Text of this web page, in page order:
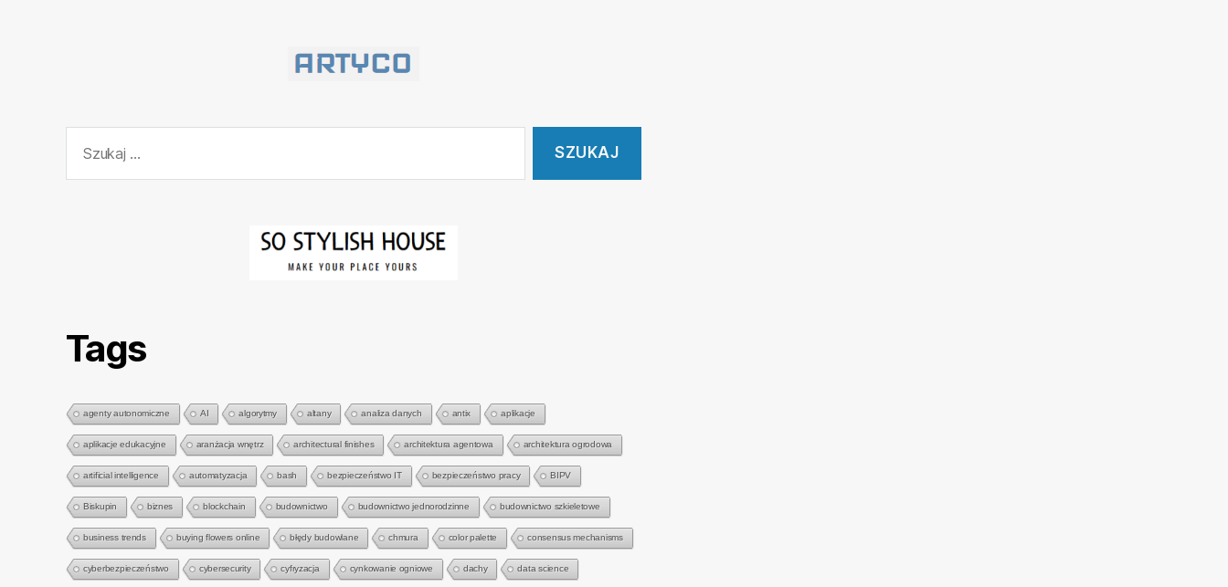
Tags
agenty autonomiczne AI algorytmy altany analiza danych antix aplikacje
aplikacje edukacyjne aranżacja wnętrz architectural finishes architektura agentowa architektura ogrodowa
artificial intelligence automatyzacja bash bezpieczeństwo IT bezpieczeństwo pracy BIPV
Biskupin biznes blockchain budownictwo budownictwo jednorodzinne budownictwo szkieletowe
business trends buying flowers online błędy budowlane chmura color palette consensus mechanisms
cyberbezpieczeństwo cybersecurity cyfryzacja cynkowanie ogniowe dachy data science